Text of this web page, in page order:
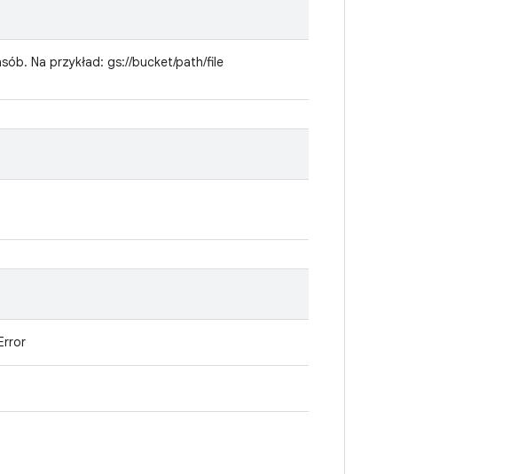
Na przykład: gs://bucket/path/file